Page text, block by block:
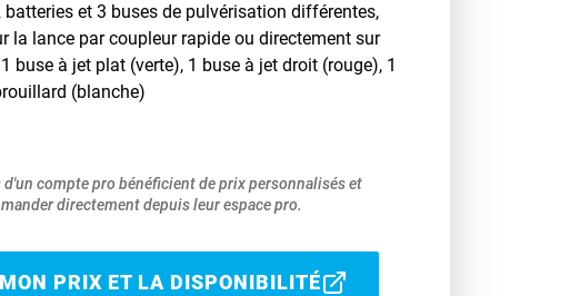
batteries et 3 buses de pulvérisation différentes,
la lance par coupleur rapide ou directement sur
buse à jet plat (verte), 1 buse à jet droit (rouge), 1
(blanche)
compte pro bénéficient de prix personnalisés et
directement depuis leur espace pro.
PRIX ET LA DISPONIBILITÉ